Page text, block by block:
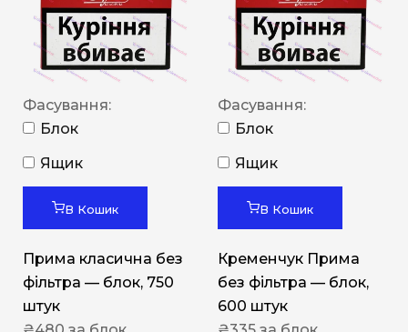
Фасування:
Блок
Ящик
В Кошик
Прима класична без
фільтра — блок, 750
штук
Фасування:
Блок
Ящик
В Кошик
Кременчук Прима
без фільтра — блок,
600 штук